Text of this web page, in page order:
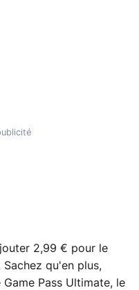
2,99 € pour le
qu'en plus,
Pass Ultimate, le